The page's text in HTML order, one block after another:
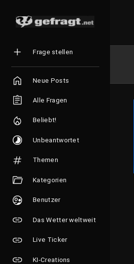
Frage stellen
Neue Posts
Alle Fragen
Beliebt!
Unbeantwortet
Themen
Kategorien
Benutzer
Das Wetter weltweit
Live Ticker
KI-Creations